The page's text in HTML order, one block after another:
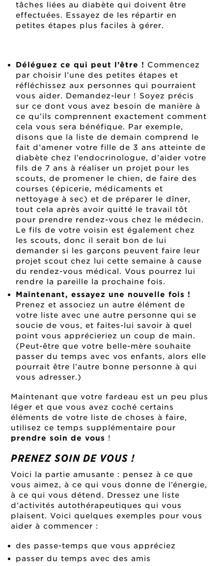
tâches liées au diabète qui doivent être
effectuées. Essayez de les répartir en
petites étapes plus faciles à gérer.
Déléguez ce qui peut l’être ! Commencez
par choisir l’une des petites étapes et
réfléchissez aux personnes qui pourraient
vous aider. Demandez-leur ! Soyez précis
sur ce dont vous avez besoin de manière à
ce qu’ils comprennent exactement comment
cela vous sera bénéfique. Par exemple,
disons que la liste de demain comprend le
fait d’amener votre fille de 3 ans atteinte de
diabète chez l’endocrinologue, d’aider votre
fils de 7 ans à réaliser un projet pour les
scouts, de promener le chien, de faire des
courses (épicerie, médicaments et
nettoyage à sec) et de préparer le dîner,
tout cela après avoir quitté le travail tôt
pour prendre rendez-vous chez le médecin.
Le fils de votre voisin est également chez
les scouts, donc il serait bon de lui
demander si les garçons peuvent faire leur
projet scout chez lui cette semaine à cause
du rendez-vous médical. Vous pourrez lui
rendre la pareille la prochaine fois.
Maintenant, essayez une nouvelle fois !
Prenez et associez un autre élément de
votre liste avec une autre personne qui se
soucie de vous, et faites-lui savoir à quel
point vous apprécieriez un coup de main.
(Peut-être que votre belle-mère souhaite
passer du temps avec vos enfants, alors elle
pourrait être l’autre bonne personne à qui
vous adresser.)
Maintenant que votre fardeau est un peu plus
léger et que vous avez coché certains
éléments de votre liste de choses à faire,
utilisez ce temps supplémentaire pour
prendre soin de vous !
PRENEZ SOIN DE VOUS !
Voici la partie amusante : pensez à ce que
vous aimez, à ce qui vous donne de l’énergie,
à ce qui vous détend. Dressez une liste
d’activités autothérapeutiques qui vous
plaisent. Voici quelques exemples pour vous
aider à commencer :
des passe-temps que vous appréciez
passer du temps avec des amis